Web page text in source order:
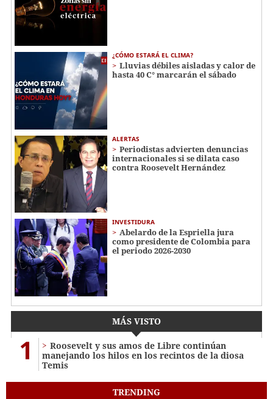
¿CÓMO ESTARÁ EL CLIMA?
Lluvias débiles aisladas y calor de
hasta 40 C° marcarán el sábado
ALERTAS
Periodistas advierten denuncias
internacionales si se dilata caso
contra Roosevelt Hernández
INVESTIDURA
Abelardo de la Espriella jura
como presidente de Colombia para
el periodo 2026-2030
MÁS VISTO
1
Roosevelt y sus amos de Libre continúan
manejando los hilos en los recintos de la diosa
Temis
TRENDING